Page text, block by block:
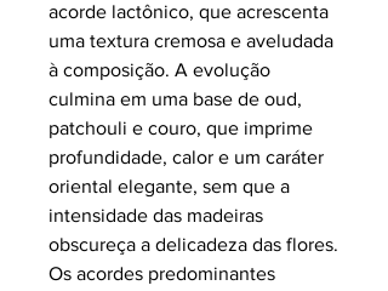
acorde lactônico, que acrescenta
uma textura cremosa e aveludada
à composição. A evolução
culmina em uma base de oud,
patchouli e couro, que imprime
profundidade, calor e um caráter
oriental elegante, sem que a
intensidade das madeiras
obscureça a delicadeza das flores.
Os acordes predominantes